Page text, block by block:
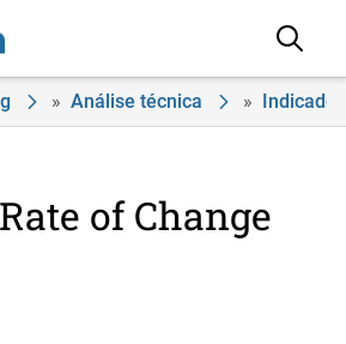
» Análise técnica »
of Change